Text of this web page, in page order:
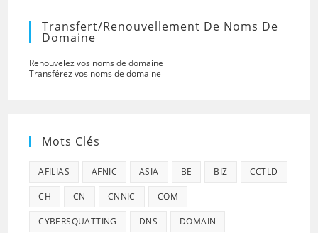
Transfert/renouvellement De Noms De
Domaine
Renouvelez vos noms de domaine
Transférez vos noms de domaine
Mots Clés
AFILIAS AFNIC ASIA BE BIZ CCTLD
CH CN CNNIC COM
CYBERSQUATTING DNS DOMAIN